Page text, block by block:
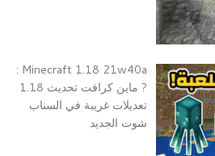
Minecraft 1.18 21w40a :
? ماين كرافت تحديث 1.18
تعديلات غريبة في السناب
شوت الجديد